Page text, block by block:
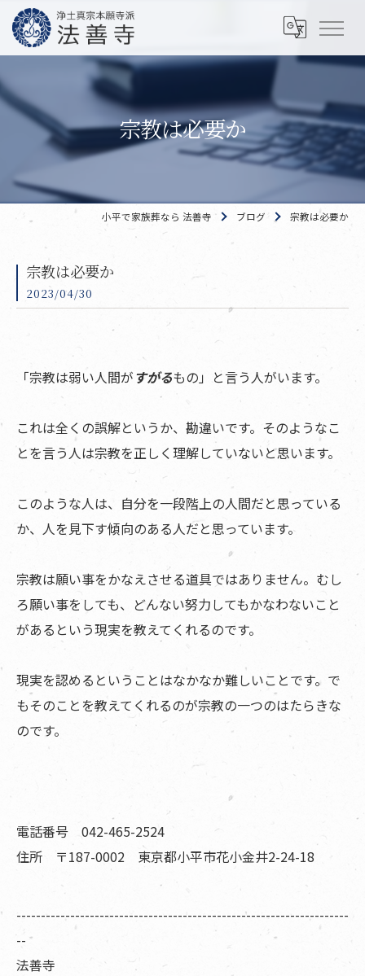
宗教は必要か
小平で家族葬なら 法善寺 ブログ 宗教は必要か
宗教は必要か
2023/04/30
「宗教は弱い人間がすがるもの」と言う人がいます。
これは全くの誤解というか、勘違いです。そのようなこ
とを言う人は宗教を正しく理解していないと思います。
このような人は、自分を一段階上の人間だと思っている
か、人を見下す傾向のある人だと思っています。
宗教は願い事をかなえさせる道具ではありません。むし
ろ願い事をしても、どんない努力してもかなわないこと
があるという現実を教えてくれるのです。
現実を認めるということはなかなか難しいことです。で
もそのことを教えてくれるのが宗教の一つのはたらきな
のです。
電話番号 042-465-2524
住所 〒187-0002 東京都小平市花小金井2-24-18
--------------------------------------------------------------------
--
法善寺